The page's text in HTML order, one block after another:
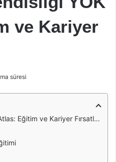
ve Kariyer
süresi
Eğitim ve Kariyer Fırsatları